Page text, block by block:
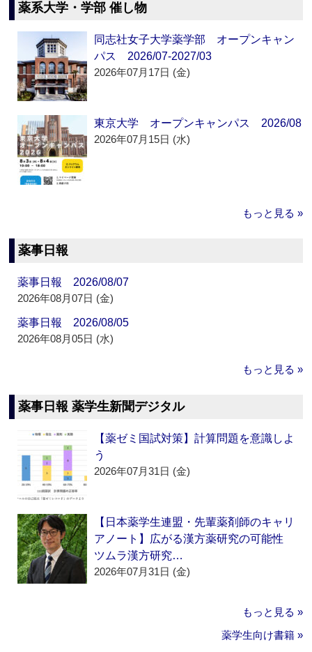
薬系大学・学部 催し物
同志社女子大学薬学部 オープンキャン
パス 2026/07-2027/03
2026年07月17日 (金)
東京大学 オープンキャンパス 2026/08
2026年07月15日 (水)
もっと見る »
薬事日報
薬事日報 2026/08/07
2026年08月07日 (金)
薬事日報 2026/08/05
2026年08月05日 (水)
もっと見る »
薬事日報 薬学生新聞デジタル
【薬ゼミ国試対策】計算問題を意識しよ
う
2026年07月31日 (金)
【日本薬学生連盟・先輩薬剤師のキャリ
アノート】広がる漢方薬研究の可能性
ツムラ漢方研究…
2026年07月31日 (金)
もっと見る »
薬学生向け書籍 »